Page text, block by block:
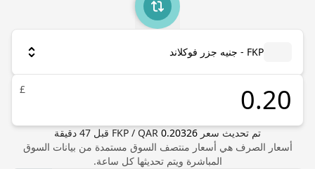
FKP - جنيه جزر فوكلاند
£
تم تحديث سعر FKP / QAR 0.20326 قبل 47 دقيقة
أسعار الصرف هي أسعار منتصف السوق مستمدة من بيانات السوق
المباشرة ويتم تحديثها كل ساعة.